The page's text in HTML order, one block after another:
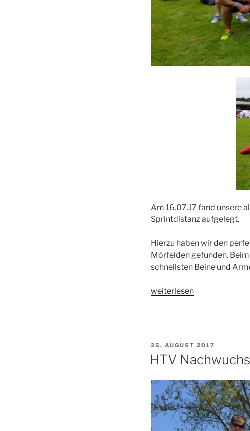
Am 16.07.17 fand unsere
Sprintdistanz aufgelegt.
Hierzu haben wir den
Mörfelden gefunden.
schnellsten Beine und
„Vereinsmeisterschaft
weiterlesen
VERÖFFENTLICHT
AM
25. AUGUST 2017
HTV